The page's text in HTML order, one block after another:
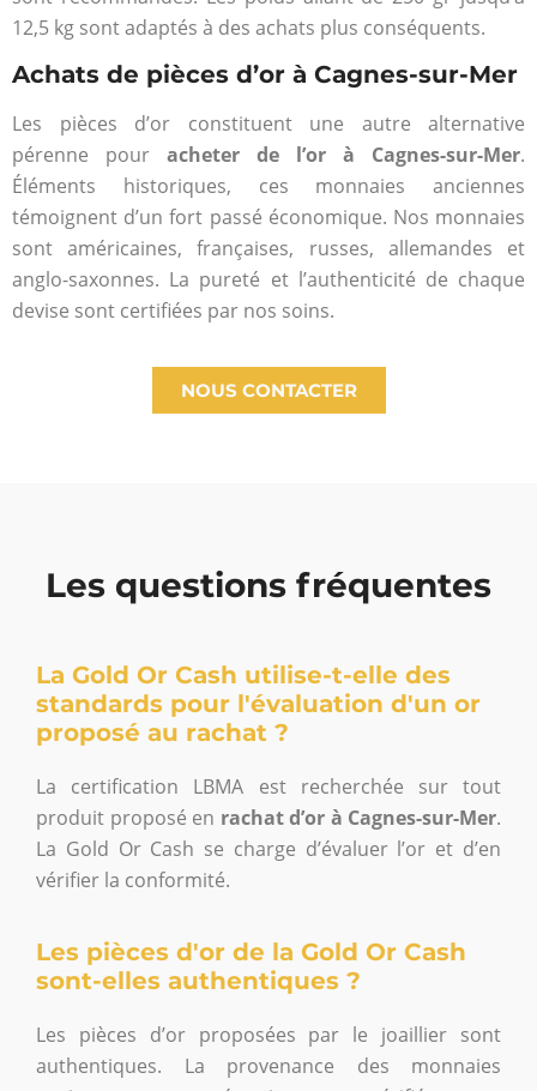
12,5 kg sont adaptés à des achats plus conséquents.
Achats de pièces d’or à Cagnes-sur-Mer
Les pièces d’or constituent une autre alternative
pérenne pour acheter de l’or à Cagnes-sur-Mer.
Éléments historiques, ces monnaies anciennes
témoignent d’un fort passé économique. Nos monnaies
sont américaines, françaises, russes, allemandes et
anglo-saxonnes. La pureté et l’authenticité de chaque
devise sont certifiées par nos soins.
NOUS CONTACTER
Les questions fréquentes
La Gold Or Cash utilise-t-elle des
standards pour l'évaluation d'un or
proposé au rachat ?
La certification LBMA est recherchée sur tout
produit proposé en rachat d’or à Cagnes-sur-Mer.
La Gold Or Cash se charge d’évaluer l’or et d’en
vérifier la conformité.
Les pièces d'or de la Gold Or Cash
sont-elles authentiques ?
Les pièces d’or proposées par le joaillier sont
authentiques. La provenance des monnaies